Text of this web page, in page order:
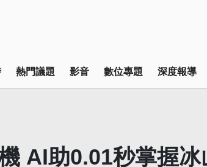
熱門議題 影音 數位專題 深度報導
AI助0.01秒掌握冰